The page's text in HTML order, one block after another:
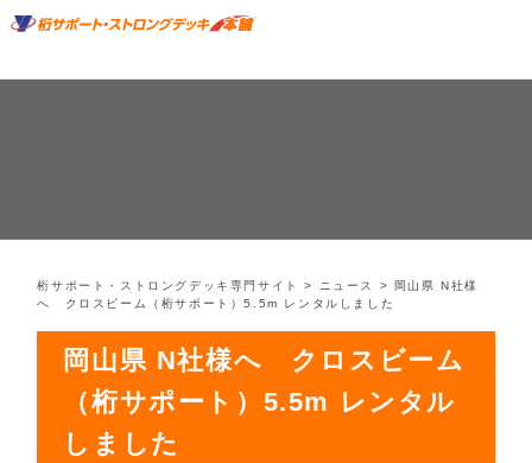
桁サポート・ストロングデッキ専門サイト > ニュース >
岡山県 N社様
へ クロスビーム（桁サポート）5.5m レンタルしました
岡山県 N社様へ クロスビーム
（桁サポート）5.5m レンタル
しました